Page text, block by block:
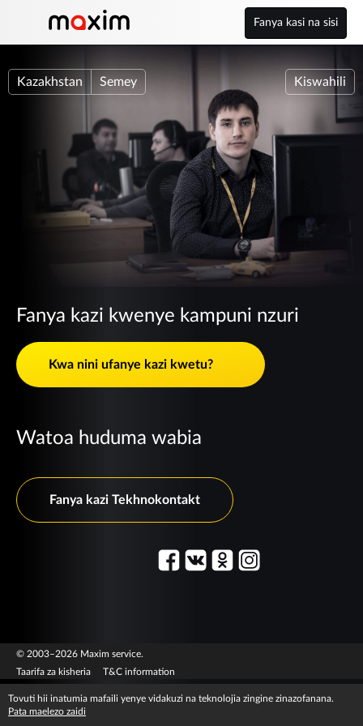
Fanya kasi na sisi
Kazakhstan Semey Kiswahili
Fanya kazi kwenye kampuni nzuri
Kwa nini ufanye kazi kwetu?
Watoa huduma wabia
Fanya kazi Tekhnokontakt
© 2003–2026 Maxim service.
Taarifa za kisheria
T&C information
Tovuti hii inatumia mafaili yenye vidakuzi na teknolojia zingine zinazofanana.
Pata maelezo zaidi